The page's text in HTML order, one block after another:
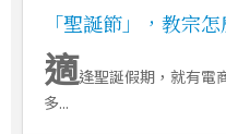
「聖誕節」，教宗怎
適逢聖誕假期，就有電
多...